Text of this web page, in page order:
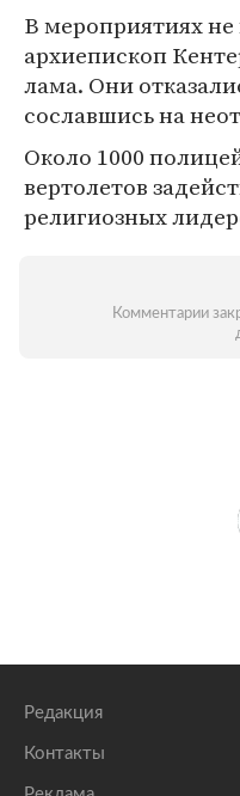
В мероприятиях
архиепископ
лама. Они
сославшись на
Около 1000
вертолетов
религиозных
Комментарии
Редакция
Контакты